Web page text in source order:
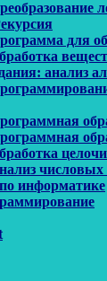
для
анализ
информатике